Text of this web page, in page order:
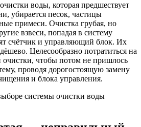
воды, которая предшествует
убирается песок, частицы
примеси. Очистка грубая, но
взвеси, попадая в систему
счётчик и управляющий блок. Их
Целесообразно потратиться на
очистки, чтобы потом не пришлось
проводя дорогостоящую замену
и блока управления.